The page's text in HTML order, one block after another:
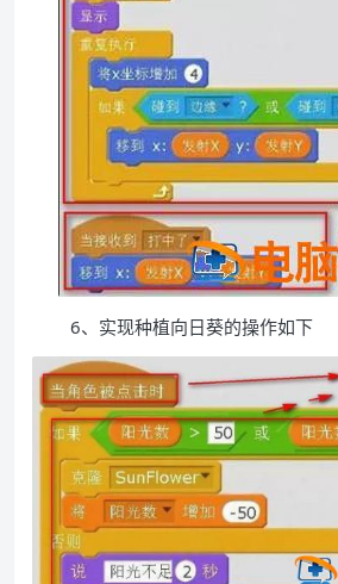
6、实现种植向日葵的操作如下